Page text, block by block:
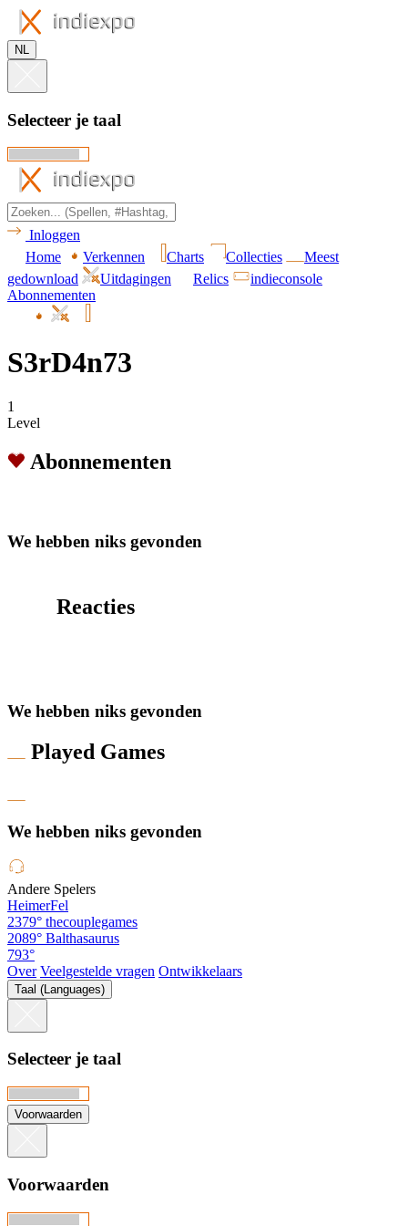
NL
Selecteer je taal
Inloggen
Home
Verkennen Charts Collecties
Meest
gedownload
Uitdagingen Relics
indieconsole
Abonnementen
S3rD4n73
1
Level
Abonnementen
We hebben niks gevonden
Reacties
We hebben niks gevonden
Played Games
We hebben niks gevonden
Andere Spelers
HeimerFel
2379° thecouplegames
2089° Balthasaurus
793°
Over Veelgestelde vragen Ontwikkelaars
Taal (Languages)
Selecteer je taal
Voorwaarden
Voorwaarden